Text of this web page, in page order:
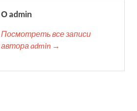
О admin
Посмотреть все записи
автора admin →